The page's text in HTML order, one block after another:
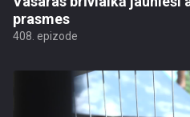
prasmes
408. epizode